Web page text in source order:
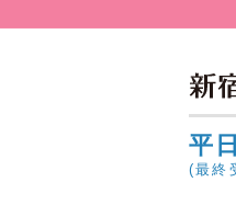
平
(最終